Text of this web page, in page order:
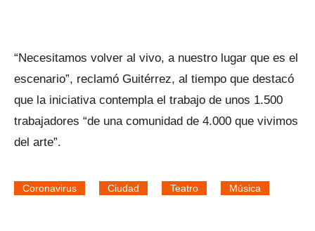
“Necesitamos volver al vivo, a nuestro lugar que es el
escenario”, reclamó Guitérrez, al tiempo que destacó
que la iniciativa contempla el trabajo de unos 1.500
trabajadores “de una comunidad de 4.000 que vivimos
del arte”.
Coronavirus Ciudad Teatro Música